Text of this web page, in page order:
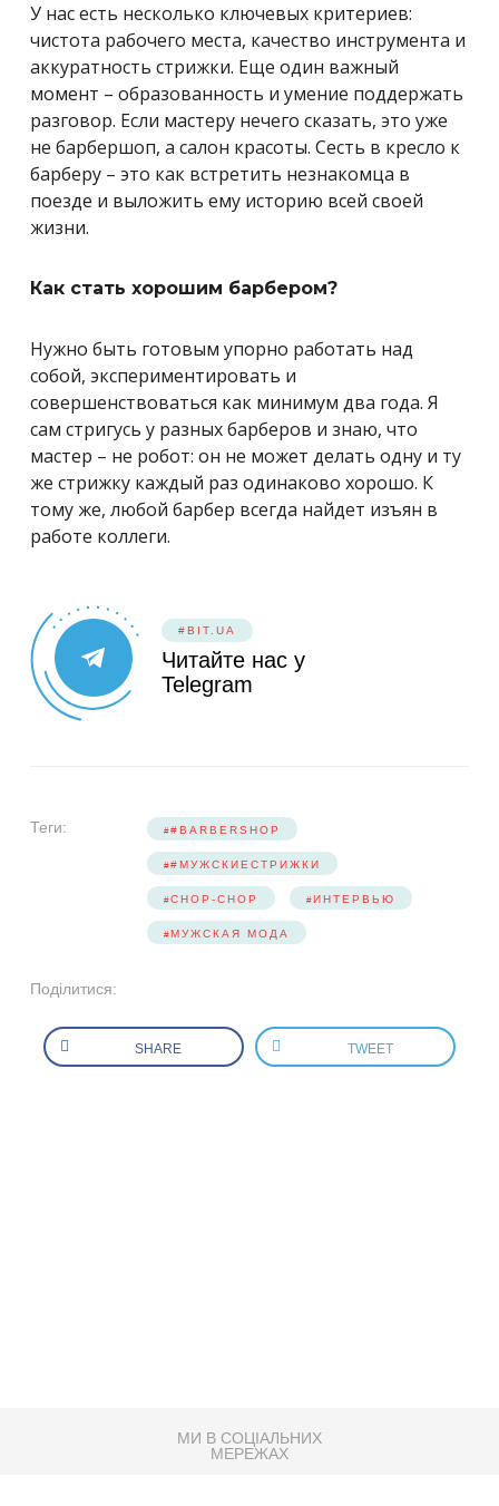
У нас есть несколько ключевых критериев:
чистота рабочего места, качество инструмента и
аккуратность стрижки. Еще один важный
момент – образованность и умение поддержать
разговор. Если мастеру нечего сказать, это уже
не барбершоп, а салон красоты. Сесть в кресло к
барберу – это как встретить незнакомца в
поезде и выложить ему историю всей своей
жизни.
Как стать хорошим барбером?
Нужно быть готовым упорно работать над
собой, экспериментировать и
совершенствоваться как минимум два года. Я
сам стригусь у разных барберов и знаю, что
мастер – не робот: он не может делать одну и ту
же стрижку каждый раз одинаково хорошо. К
тому же, любой барбер всегда найдет изъян в
работе коллеги.
#BIT.UA
Читайте нас у
Telegram
Теги: #BARBERSHOP
#МУЖСКИЕСТРИЖКИ
CHOP-CHOP ИНТЕРВЬЮ
МУЖСКАЯ МОДА
Поділитися:
SHARE TWEET
МИ В СОЦІАЛЬНИХ
МЕРЕЖАХ